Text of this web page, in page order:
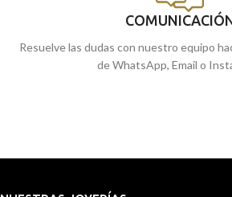
Resuelve las dudas con nuestro equipo
de WhatsApp, Email o